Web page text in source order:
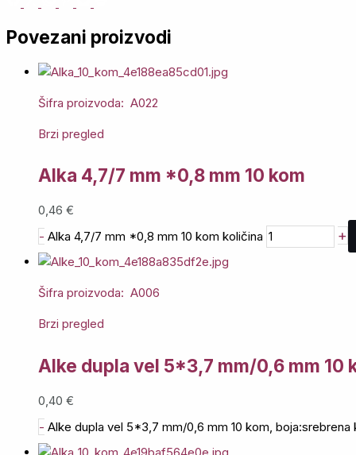
Povezani proizvodi
Šifra proizvoda: A022
Brzi pregled
Alka 4,7/7 mm *0,8 mm 10 kom
0,46 €
- Alka 4,7/7 mm *0,8 mm 10 kom količina +
Šifra proizvoda: A006
Brzi pregled
Alke dupla vel 5*3,7 mm/0,6 mm 10
0,40 €
- Alke dupla vel 5*3,7 mm/0,6 mm 10 kom, boja:srebrena